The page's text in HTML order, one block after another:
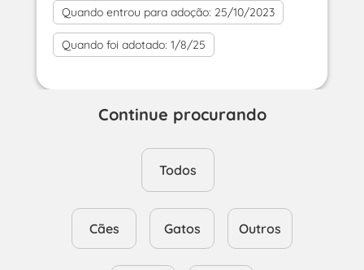
Quando entrou para adoção: 25/10/2023
Quando foi adotado: 1/8/25
Continue procurando
Todos
Cães Gatos Outros